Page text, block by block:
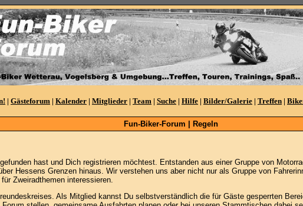
| Gästeforum | Kalender | Mitglieder | Team | Suche | Hilfe | Bilder/Galerie | Treffen |
Fun-Biker-Forum | Regeln
hast und Dich registrieren möchtest. Entstanden aus einer Gruppe von
Hessens Grenzen hinaus. Wir verstehen uns aber nicht nur als Gruppe von
Zweiradthemen interessieren.
Als Mitglied kannst Du selbstverständlich die für Gäste gesperrten